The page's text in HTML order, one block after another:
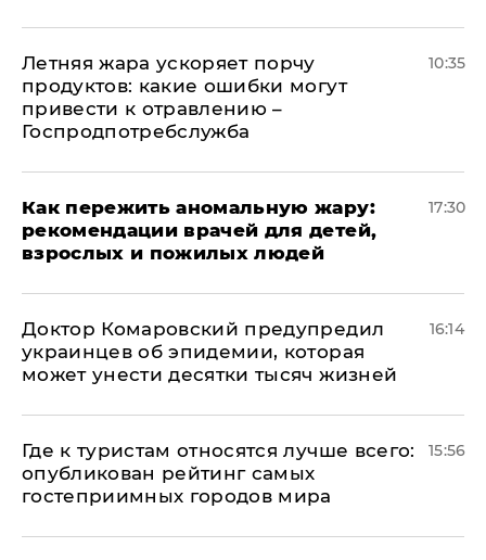
Летняя жара ускоряет порчу
продуктов: какие ошибки могут
привести к отравлению –
Госпродпотребслужба
10:35
Как пережить аномальную жару:
рекомендации врачей для детей,
взрослых и пожилых людей
17:30
Доктор Комаровский предупредил
украинцев об эпидемии, которая
может унести десятки тысяч жизней
16:14
Где к туристам относятся лучше всего:
опубликован рейтинг самых
гостеприимных городов мира
15:56